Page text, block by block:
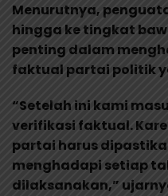
Menurutnya,
hingga ke tingkat
penting dalam
faktual partai politik
“Setelah ini kami
verifikasi faktual.
partai harus
menghadapi setiap
dilaksanakan,”